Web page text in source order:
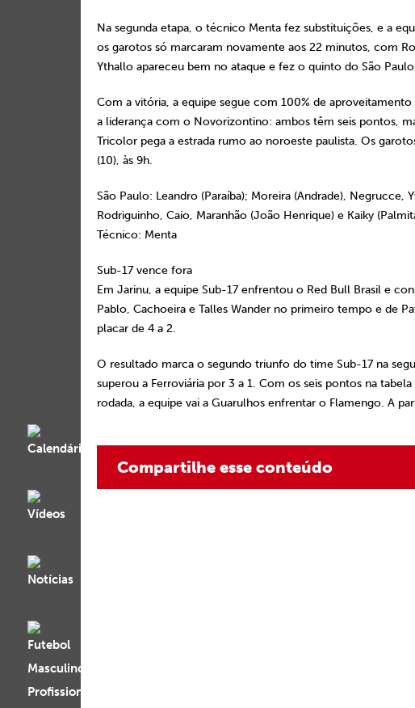
Na segunda etapa, o técnico Menta fez substituições, e a
os garotos só marcaram novamente aos 22 minutos, com
Ythallo apareceu bem no ataque e fez o quinto do São
Com a vitória, a equipe segue com 100% de
a liderança com o Novorizontino: ambos têm seis pontos,
Tricolor pega a estrada rumo ao noroeste paulista. Os
(10), às 9h.
São Paulo: Leandro (Paraíba); Moreira (Andrade), Negrucce,
Rodriguinho, Caio, Maranhão (João Henrique) e Kaiky
Técnico: Menta
Sub-17 vence fora
Em Jarinu, a equipe Sub-17 enfrentou o Red Bull Brasil e
Pablo, Cachoeira e Talles Wander no primeiro tempo e de
placar de 4 a 2.
O resultado marca o segundo triunfo do time Sub-17 na
superou a Ferroviária por 3 a 1. Com os seis pontos na
rodada, a equipe vai a Guarulhos enfrentar o Flamengo. A
Compartilhe esse conteúdo